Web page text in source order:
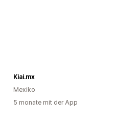
Kiai.mx
Mexiko
5 monate mit der App